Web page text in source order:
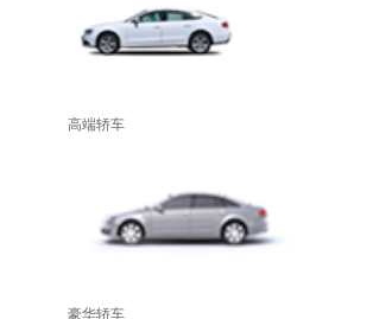
高端轿车
豪华轿车